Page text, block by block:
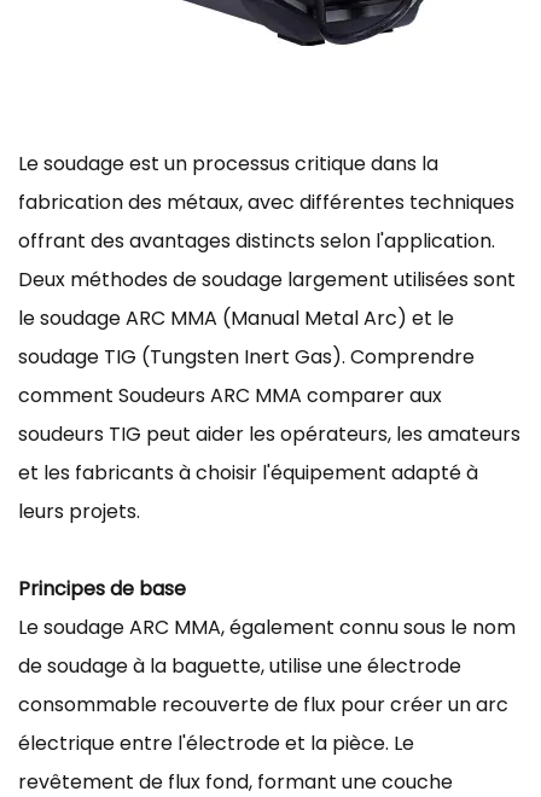
Le soudage est un processus critique dans la
fabrication des métaux, avec différentes techniques
offrant des avantages distincts selon l'application.
Deux méthodes de soudage largement utilisées sont
le soudage ARC MMA (Manual Metal Arc) et le
soudage TIG (Tungsten Inert Gas). Comprendre
comment Soudeurs ARC MMA comparer aux
soudeurs TIG peut aider les opérateurs, les amateurs
et les fabricants à choisir l'équipement adapté à
leurs projets.
Principes de base
Le soudage ARC MMA, également connu sous le nom
de soudage à la baguette, utilise une électrode
consommable recouverte de flux pour créer un arc
électrique entre l'électrode et la pièce. Le
revêtement de flux fond, formant une couche